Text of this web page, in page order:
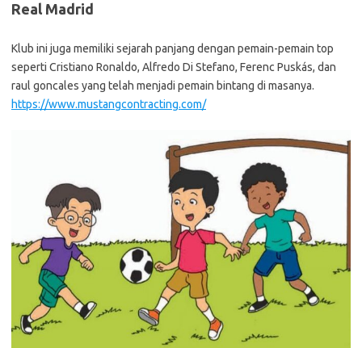
Real Madrid
Klub ini juga memiliki sejarah panjang dengan pemain-pemain top
seperti Cristiano Ronaldo, Alfredo Di Stefano, Ferenc Puskás, dan
raul goncales yang telah menjadi pemain bintang di masanya.
https://www.mustangcontracting.com/